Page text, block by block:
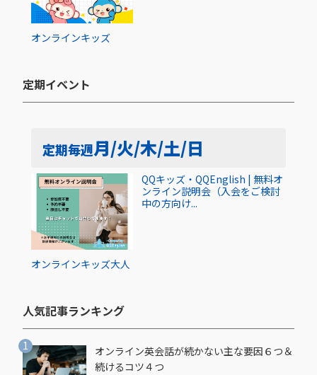
オンラインキッズ
定期イベント​
定期毎週月/火/木/土/日
オンラインキッズ大人
QQキッズ・QQEnglish | 無料オ
ンライン説明会（入会をご検討
中の方向け...
人気記事ランキング​
オンライン英会話が続かない主な要因６つ＆
続けるコツ４つ